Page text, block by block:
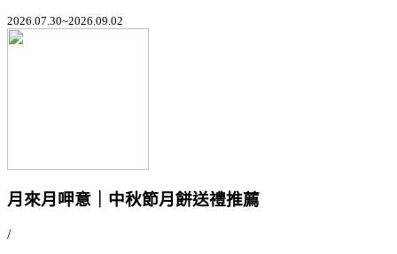
2026.07.30~2026.09.02
月來月呷意｜中秋節月餅送禮推薦
/